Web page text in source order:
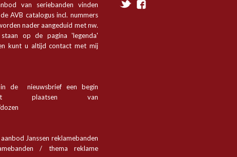
van seriebanden vinden
AVB catalogus incl. nummers
nader aangeduid met nw.
op de pagina 'legenda'
kunt u altijd contact met mij
in de nieuwsbrief een begin
plaatsen van
Janssen reklamebanden
/ thema reklame